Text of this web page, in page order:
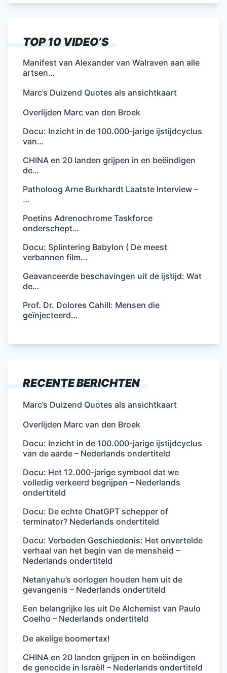
TOP 10 VIDEO’S
Manifest van Alexander van Walraven aan alle
artsen…
Marc’s Duizend Quotes als ansichtkaart
Overlijden Marc van den Broek
Docu: Inzicht in de 100.000-jarige ijstijdcyclus
van…
CHINA en 20 landen grijpen in en beëindigen
de…
Patholoog Arne Burkhardt Laatste Interview –
…
Poetins Adrenochrome Taskforce
onderschept…
Docu: Splintering Babylon ( De meest
verbannen film…
Geavanceerde beschavingen uit de ijstijd: Wat
de…
Prof. Dr. Dolores Cahill: Mensen die
geïnjecteerd…
RECENTE BERICHTEN
Marc’s Duizend Quotes als ansichtkaart
Overlijden Marc van den Broek
Docu: Inzicht in de 100.000-jarige ijstijdcyclus
van de aarde – Nederlands ondertiteld
Docu: Het 12.000-jarige symbool dat we
volledig verkeerd begrijpen – Nederlands
ondertiteld
Docu: De echte ChatGPT schepper of
terminator? Nederlands ondertiteld
Docu: Verboden Geschiedenis: Het onvertelde
verhaal van het begin van de mensheid –
Nederlands ondertiteld
Netanyahu’s oorlogen houden hem uit de
gevangenis – Nederlands ondertiteld
Een belangrijke les uit De Alchemist van Paulo
Coelho – Nederlands ondertiteld
De akelige boomertax!
CHINA en 20 landen grijpen in en beëindigen
de genocide in Israël! – Nederlands ondertiteld